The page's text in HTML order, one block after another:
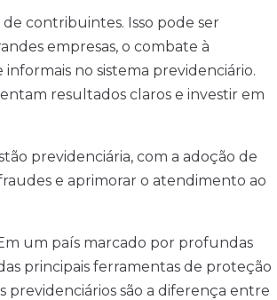
de contribuintes. Isso pode ser
empresas, o combate à
no sistema previdenciário.
resultados claros e investir em
previdenciária, com a adoção de
e aprimorar o atendimento ao
um país marcado por profundas
principais ferramentas de proteção
previdenciários são a diferença entre